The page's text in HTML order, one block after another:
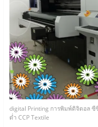
digital Printing การพิมพ์ดิจิตอล
ต่ำ CCP Textile